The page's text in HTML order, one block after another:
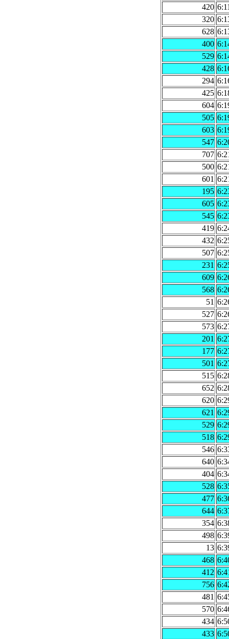
420
320
628
400
529
428
294
425
604
505
603
547
707
500
601
195
605
545
419
432
507
231
609
568
51
527
573
201
177
501
515
652
620
621
529
518
546
640
404
528
477
644
354
498
13
468
412
756
481
570
434
433